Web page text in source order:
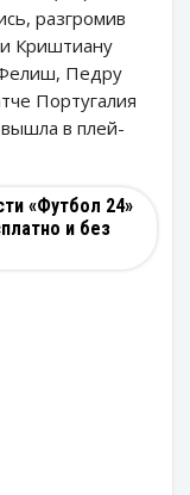
разгромив
Криштиану
Педру
Португалия
в плей-
«Футбол 24»
и без